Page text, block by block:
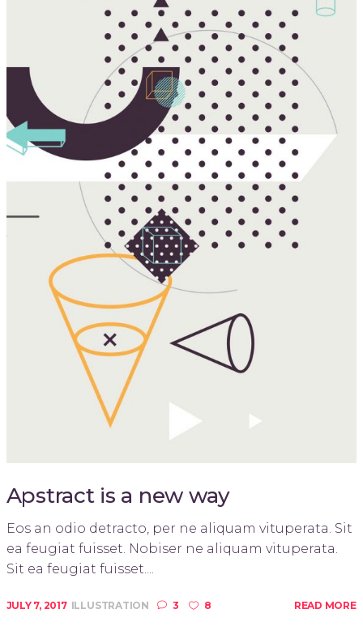
Apstract is a new way
Eos an odio detracto, per ne aliquam vituperata. Sit
ea feugiat fuisset. Nobiser ne aliquam vituperata.
Sit ea feugiat fuisset....
JULY 7, 2017 ILLUSTRATION 3 8 READ MORE